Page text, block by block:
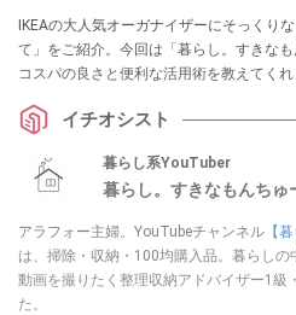
IKEAの大人気オーガナイザーにそっくり
て」をご紹介。今回は「暮らし。すきな
コスパの良さと便利な活用術を教えてくれ
イチオシスト
暮らし系YouTuber
暮らし。すきなもんちゅ
アラフォー主婦。YouTubeチャンネル 【
は、掃除・収納・100均購入品。暮らし
動画を撮りたく整理収納アドバイザー1級
た。